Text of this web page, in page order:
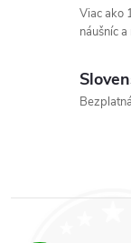
Viac ako
náušníc